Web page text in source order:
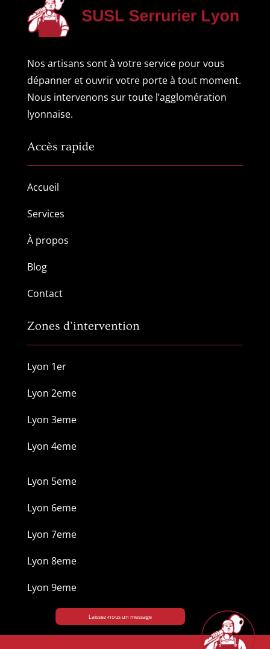
Nos artisans sont à votre service pour vous
dépanner et ouvrir votre porte à tout moment.
Nous intervenons sur toute l’agglomération
lyonnaise.
Accès rapide
Accueil
Services
À propos
Blog
Contact
Zones d’intervention
Lyon 1er
Lyon 2eme
Lyon 3eme
Lyon 4eme
Lyon 5eme
Lyon 6eme
Lyon 7eme
Lyon 8eme
Lyon 9eme
Laissez-nous un message